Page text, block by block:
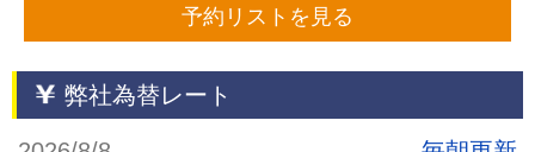
予約リストを見る
弊社為替レート